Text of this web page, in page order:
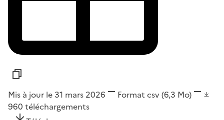
Mis à jour le 31 mars 2026 Format csv(6,3 Mo)
960 téléchargements